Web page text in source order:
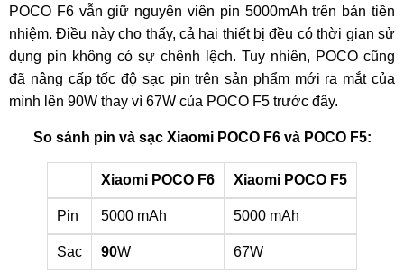
POCO F6 vẫn giữ nguyên viên pin 5000mAh trên bản tiền
nhiệm. Điều này cho thấy, cả hai thiết bị đều có thời gian sử
dụng pin không có sự chênh lệch. Tuy nhiên, POCO cũng
đã nâng cấp tốc độ sạc pin trên sản phẩm mới ra mắt của
mình lên 90W thay vì 67W của POCO F5 trước đây.
So sánh pin và sạc Xiaomi POCO F6 và POCO F5:
Xiaomi POCO F6 Xiaomi POCO F5
Pin 5000 mAh 5000 mAh
Sạc 90W 67W